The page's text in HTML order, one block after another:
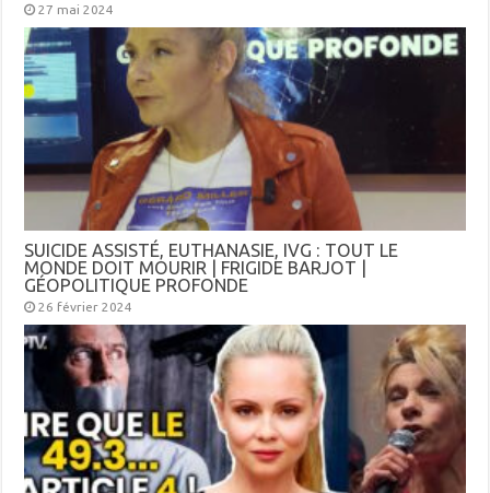
27 mai 2024
SUICIDE ASSISTÉ, EUTHANASIE, IVG : TOUT LE
MONDE DOIT MOURIR | FRIGIDE BARJOT |
GÉOPOLITIQUE PROFONDE
26 février 2024